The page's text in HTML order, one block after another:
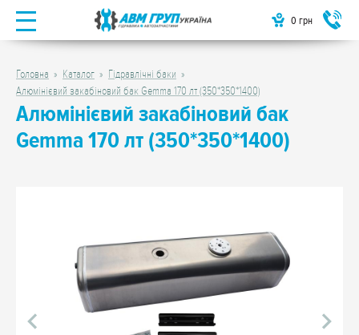
0 грн
Головна Каталог
Гідравлічні баки
Алюмінієвий закабіновий бак Gemma 170 лт (350*350*1400)
Алюмінієвий закабіновий бак
Gemma 170 лт (350*350*1400)